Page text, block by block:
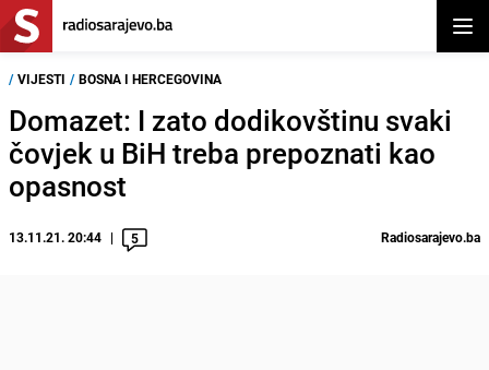
/ VIJESTI / BOSNA I HERCEGOVINA
Domazet: I zato dodikovštinu svaki
čovjek u BiH treba prepoznati kao
opasnost
13.11.21. 20:44 5 Radiosarajevo.ba